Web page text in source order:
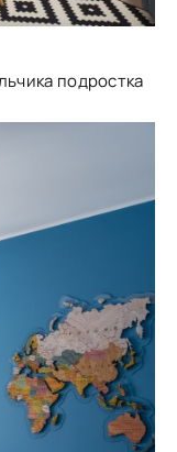
подростка